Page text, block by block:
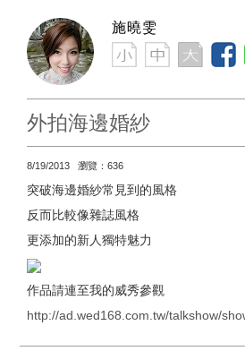
施曉雯
外拍海邊婚紗
8/19/2013 瀏覽：636
突破海邊婚紗常見到的風格
反而比較像雜誌風格
更添加的新人獨特魅力
作品請連至我的威秀參觀
http://ad.wed168.com.tw/talkshow/